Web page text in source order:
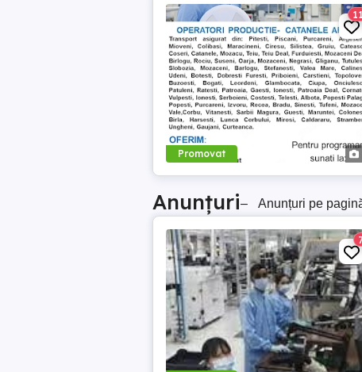
Promovat
11
Anunțuri– Anunțuri pe